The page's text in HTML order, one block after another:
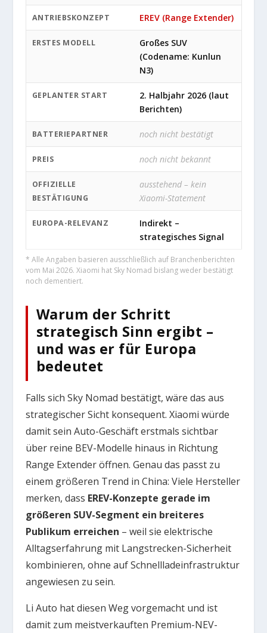
ANTRIEBSKONZEPT EREV (Range Extender)
ERSTES MODELL
Großes SUV
(Codename: Kunlun
N3)
GEPLANTER START
2. Halbjahr 2026 (laut
Berichten)
BATTERIEPARTNER noch nicht bestätigt
PREIS noch nicht bekannt
OFFIZIELLE
BESTÄTIGUNG
ausstehend – kein
Xiaomi-Statement
EUROPA-RELEVANZ
Indirekt –
strategisches Signal
* Alle Angaben basieren ausschließlich auf Branchenberichten
vom Mai 2026. Xiaomi hat Sky Nomad bislang weder bestätigt
noch dementiert.
Warum der Schritt
strategisch Sinn ergibt –
und was er für Europa
bedeutet
Falls sich Sky Nomad bestätigt, wäre das aus
strategischer Sicht konsequent. Xiaomi würde
damit sein Auto-Geschäft erstmals sichtbar
über reine BEV-Modelle hinaus in Richtung
Range Extender öffnen. Genau das passt zu
einem größeren Trend in China: Viele Hersteller
merken, dass EREV-Konzepte gerade im
größeren SUV-Segment ein breiteres
Publikum erreichen – weil sie elektrische
Alltagserfahrung mit Langstrecken-Sicherheit
kombinieren, ohne auf Schnellladeinfrastruktur
angewiesen zu sein.
Li Auto hat diesen Weg vorgemacht und ist
damit zum meistverkauften Premium-NEV-